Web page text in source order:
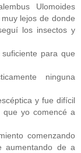
Ulomoides
lejos de donde
los insectos y
para que
ninguna
y fue difícil
que yo comencé a
comenzando
aumentando de a